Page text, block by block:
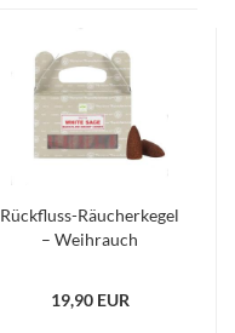
Rückfluss-Räucherkegel
– Weihrauch
19,90 EUR